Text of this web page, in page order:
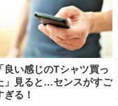
「良い感じのTシャツ買っ
」見ると…センスがすご
ぎる！